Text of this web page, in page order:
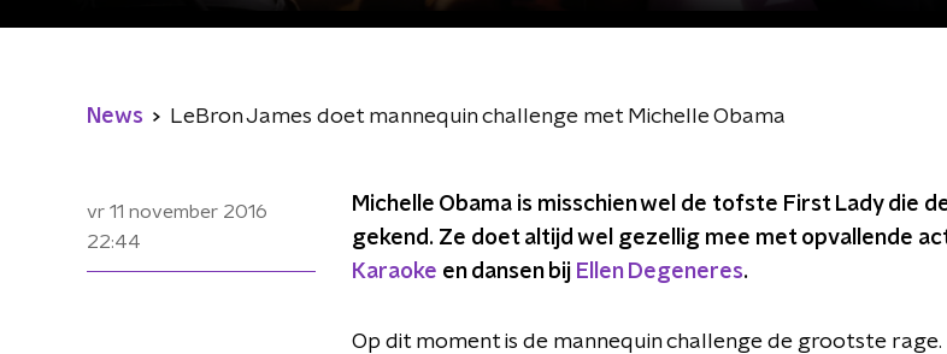
News LeBron James doet mannequin challenge met Michelle Obama
vr 11 november 2016
22:44
Michelle Obama is misschien wel de tofste First Lady die
gekend. Ze doet altijd wel gezellig mee met opvallende
Karaoke en dansen bij Ellen Degeneres.
Op dit moment is de mannequin challenge de grootste rage.